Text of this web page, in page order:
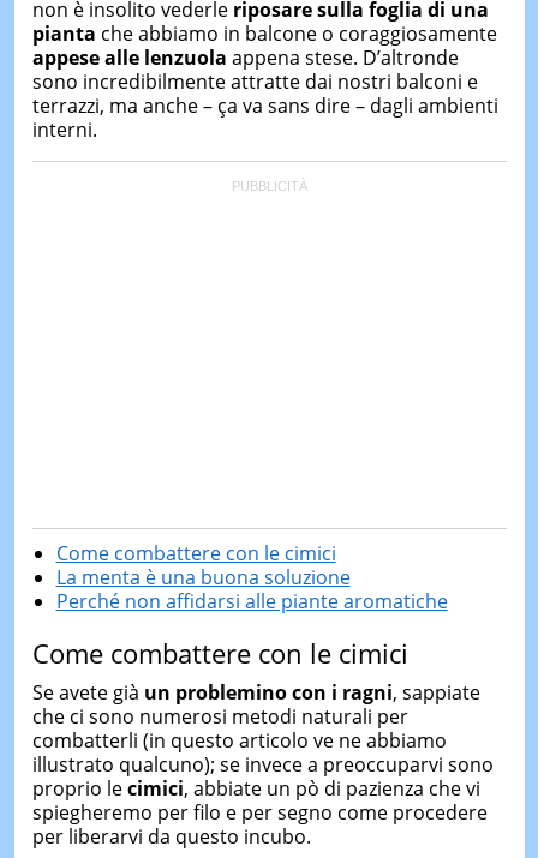
canali digitali.
non è insolito vederle riposare sulla foglia di una
pianta che abbiamo in balcone o coraggiosamente
appese alle lenzuola appena stese. D’altronde
sono incredibilmente attratte dai nostri balconi e
terrazzi, ma anche – ça va sans dire – dagli ambienti
interni.
Come combattere con le cimici
La menta è una buona soluzione
Perché non affidarsi alle piante aromatiche
Come combattere con le cimici
Se avete già un problemino con i ragni, sappiate
che ci sono numerosi metodi naturali per
combatterli (in questo articolo ve ne abbiamo
illustrato qualcuno); se invece a preoccuparvi sono
proprio lecimici, abbiate un pò di pazienza che vi
spiegheremo per filo e per segno come procedere
per liberarvi da questo incubo.